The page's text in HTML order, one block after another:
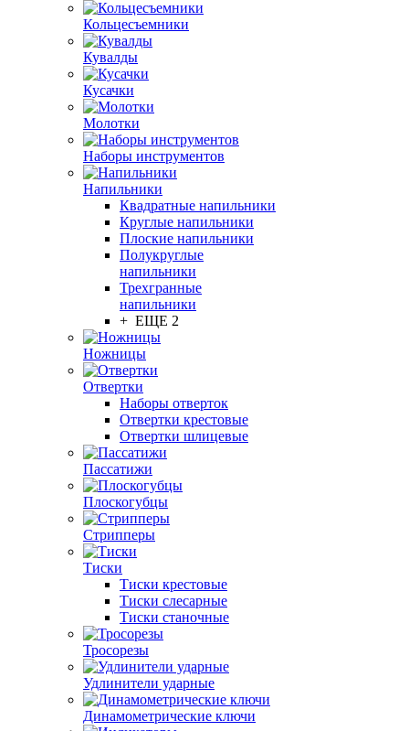
Кольцесъемники
Кувалды
Кусачки
Молотки
Наборы инструментов
Напильники
Квадратные напильники
Круглые напильники
Плоские напильники
Полукруглые
напильники
Трехгранные
напильники
+ ЕЩЕ 2
Ножницы
Отвертки
Наборы отверток
Отвертки крестовые
Отвертки шлицевые
Пассатижи
Плоскогубцы
Стрипперы
Тиски
Тиски крестовые
Тиски слесарные
Тиски станочные
Тросорезы
Удлинители ударные
Динамометрические ключи